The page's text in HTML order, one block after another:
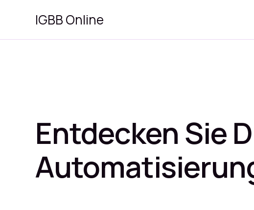
IGBB Online
Entdecken Sie